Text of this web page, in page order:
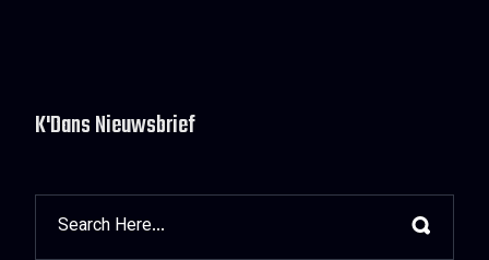
K'Dans Nieuwsbrief